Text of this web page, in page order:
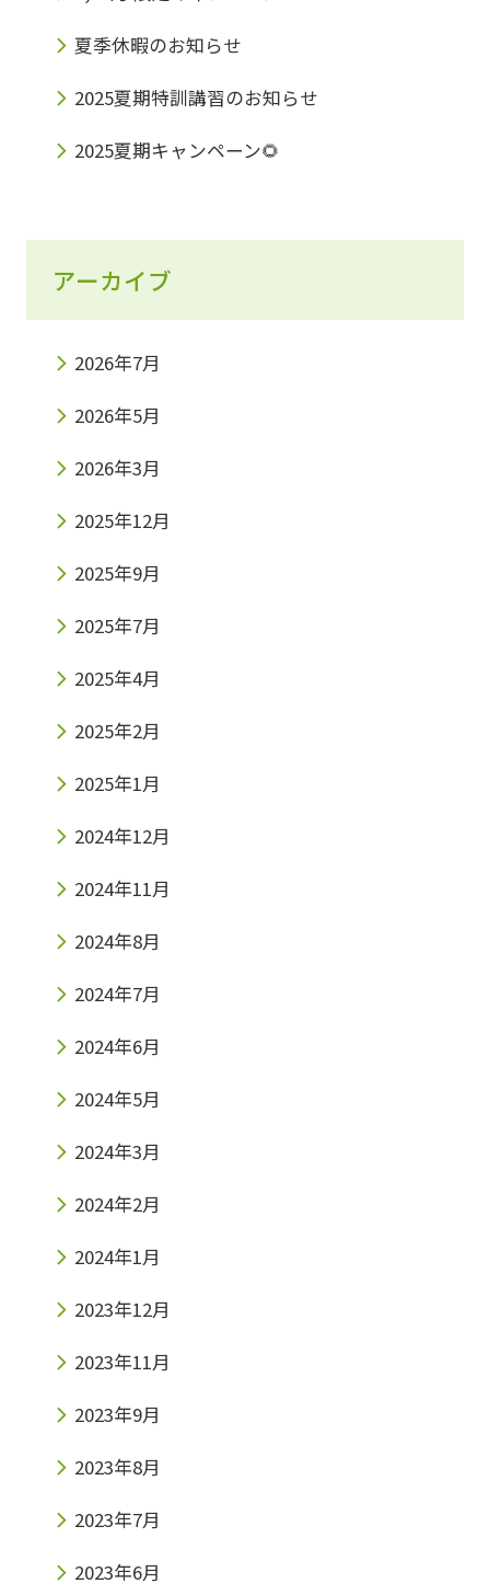
夏季休暇のお知らせ
2025夏期特訓講習のお知らせ
2025夏期キャンペーン🌻
アーカイブ
2026年7月
2026年5月
2026年3月
2025年12月
2025年9月
2025年7月
2025年4月
2025年2月
2025年1月
2024年12月
2024年11月
2024年8月
2024年7月
2024年6月
2024年5月
2024年3月
2024年2月
2024年1月
2023年12月
2023年11月
2023年9月
2023年8月
2023年7月
2023年6月